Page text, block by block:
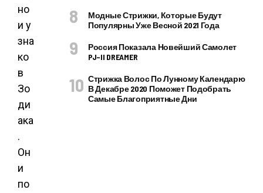
но
и у
зна
ко
в
Зо
ди
ака
.
Он
и
по
Модные Стрижки, Которые Будут
Популярны Уже Весной 2021 Года
Россия Показала Новейший Самолет
PJ–II DREAMER
Стрижка Волос По Лунному Календарю
В Декабре 2020 Поможет Подобрать
Самые Благоприятные Дни